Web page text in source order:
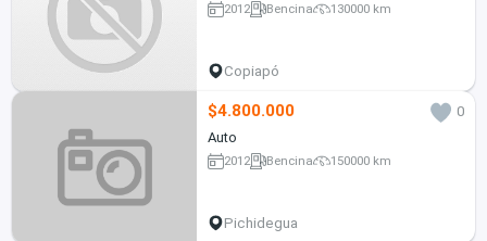
2012 Bencina 130000 km
Copiapó
$4.800.000
0
Auto
2012 Bencina 150000 km
Pichidegua